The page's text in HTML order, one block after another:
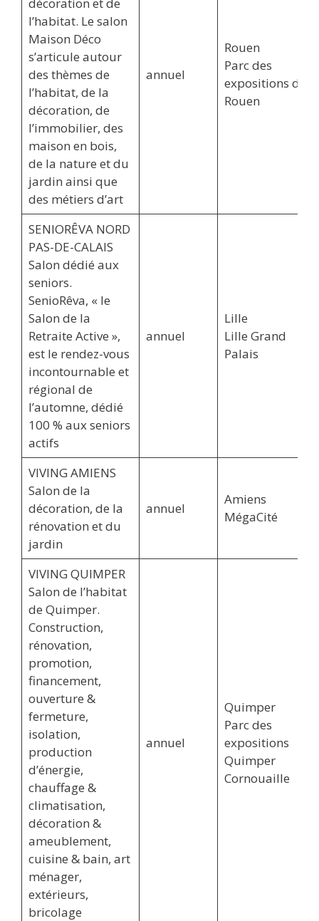
l’habitat. Le salon
Maison Déco
s’articule autour
des thèmes de
l’habitat, de la
décoration, de
l’immobilier, des
maison en bois,
de la nature et du
jardin ainsi que
des métiers d’art
annuel
Rouen
Parc des
expositions de
Rouen
SENIORÊVA NORD
PAS-DE-CALAIS
Salon dédié aux
seniors.
SenioRêva, « le
Salon de la
Retraite Active »,
est le rendez-vous
incontournable et
régional de
l’automne, dédié
100 % aux seniors
actifs
annuel
Lille
Lille Grand
Palais
VIVING AMIENS
Salon de la
décoration, de la
rénovation et du
jardin
annuel
Amiens
MégaCité
VIVING QUIMPER
Salon de l’habitat
de Quimper.
Construction,
rénovation,
promotion,
financement,
ouverture &
fermeture,
isolation,
production
d’énergie,
chauffage &
climatisation,
décoration &
ameublement,
cuisine & bain, art
ménager,
extérieurs,
bricolage
annuel
Quimper
Parc des
expositions
Quimper
Cornouaille